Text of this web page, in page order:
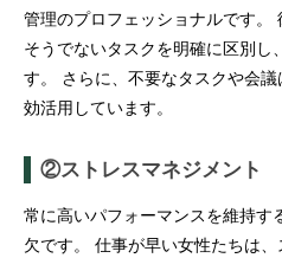
管理のプロフェッショナルです。
そうでないタスクを明確に区別し
す。 さらに、不要なタスクや会
効活用しています。
②ストレスマネジメント
常に高いパフォーマンスを維持す
欠です。 仕事が早い女性たちは